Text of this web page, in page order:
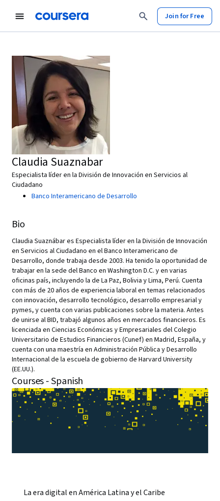
Join for Free
Claudia Suaznabar
Especialista líder en la División de Innovación en Servicios al
Ciudadano
Banco Interamericano de Desarrollo
Bio
Claudia Suaznábar es Especialista líder en la División de Innovación
en Servicios al Ciudadano en el Banco Interamericano de
Desarrollo, donde trabaja desde 2003. Ha tenido la oportunidad de
trabajar en la sede del Banco en Washington D.C. y en varias
oficinas país, incluyendo la de La Paz, Bolivia y Lima, Perú. Cuenta
con más de 20 años de experiencia laboral en temas relacionados
con innovación, desarrollo tecnológico, desarrollo empresarial y
pymes, y cuenta con varias publicaciones sobre la materia. Antes
de unirse al BID, trabajó algunos años en mercados financieros. Es
licenciada en Ciencias Económicas y Empresariales del Colegio
Universitario de Estudios Financieros (Cunef) en Madrid, España, y
cuenta con una maestría en Administración Pública y Desarrollo
Internacional de la escuela de gobierno de Harvard University
(EE.UU.).
Courses - Spanish
La era digital en América Latina y el Caribe